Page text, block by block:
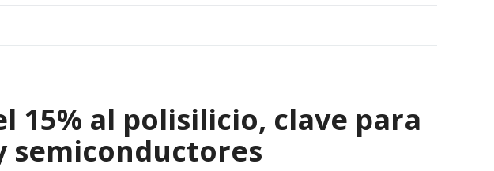
15% al polisilicio, clave para
semiconductores